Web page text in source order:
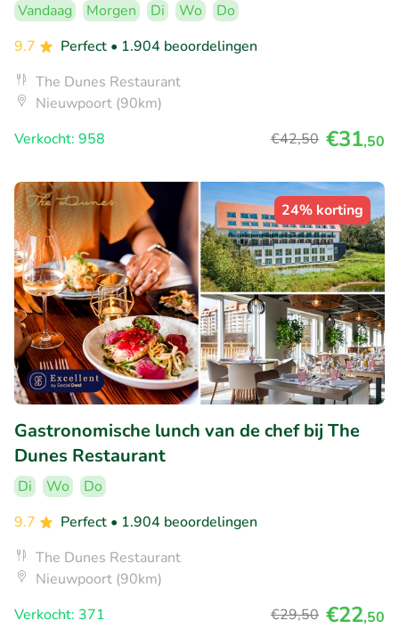
Vandaag Morgen Di Wo
Do
9.7
Perfect • 1.904 beoordelingen
The Dunes Restaurant
Nieuwpoort (90km)
Verkocht: 958
€42,50 €31,50
24% korting
Gastronomische lunch van de chef bij The
Dunes Restaurant
Di Wo
Do
9.7
Perfect • 1.904 beoordelingen
The Dunes Restaurant
Nieuwpoort (90km)
Verkocht: 371
€29,50 €22,50